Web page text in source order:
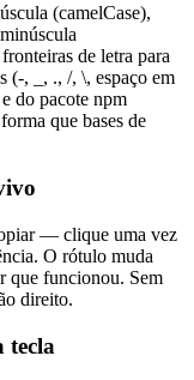
(camelCase),
de letra para
(-, _, ., /, \, espaço em
do pacote npm
que bases de
— clique uma vez
O rótulo muda
que funcionou. Sem
direito.
tecla